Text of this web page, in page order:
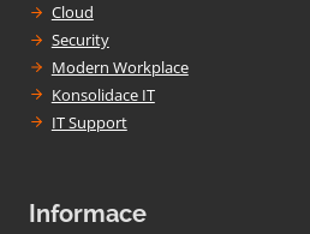
Cloud
Security
Modern Workplace
Konsolidace IT
IT Support
Informace